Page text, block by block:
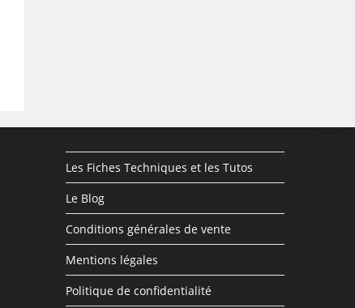
Les Fiches Techniques et les Tutos
Le Blog
Conditions générales de vente
Mentions légales
Politique de confidentialité